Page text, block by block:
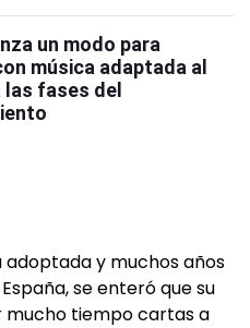
un modo para
música adaptada al
las fases del
y muchos años
se enteró que su
mucho tiempo cartas a